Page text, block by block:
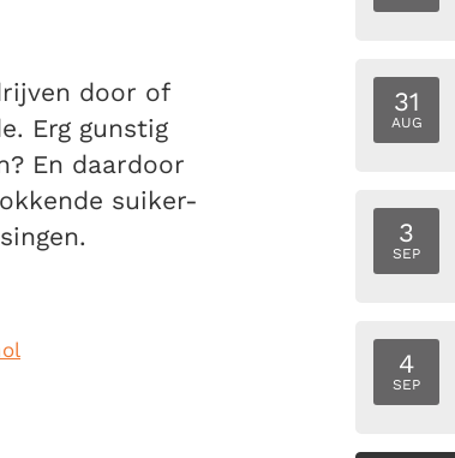
door of
Erg gunstig
En daardoor
suiker-
31
AUG
3
SEP
4
SEP